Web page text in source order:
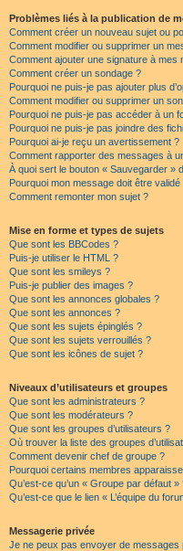
Problèmes liés à la publication de
Comment créer un nouveau sujet ou
Comment modifier ou supprimer un
Comment ajouter une signature à mes
Comment créer un sondage ?
Pourquoi ne puis-je pas ajouter plus
Comment modifier ou supprimer un
Pourquoi ne puis-je pas accéder à un
Pourquoi ne puis-je pas joindre des
Pourquoi ai-je reçu un avertissement ?
Comment rapporter des messages à
À quoi sert le bouton « Sauvegarder »
Pourquoi mon message doit être validé
Comment remonter mon sujet ?
Mise en forme et types de sujets
Que sont les BBCodes ?
Puis-je utiliser le HTML ?
Que sont les smileys ?
Puis-je publier des images ?
Que sont les annonces globales ?
Que sont les annonces ?
Que sont les sujets épinglés ?
Que sont les sujets verrouillés ?
Que sont les icônes de sujet ?
Niveaux d’utilisateurs et groupes
Que sont les administrateurs ?
Que sont les modérateurs ?
Que sont les groupes d’utilisateurs ?
Où trouver la liste des groupes
Comment devenir chef de groupe ?
Pourquoi certains membres
Qu’est-ce qu’un « Groupe par défaut »
Qu’est-ce que le lien « L’équipe du
Messagerie privée
Je ne peux pas envoyer de messages